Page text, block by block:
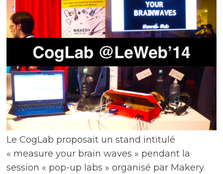
Le CogLab proposait un stand intitulé
« measure your brain waves » pendant la
session « pop-up labs » organisé par Makery.